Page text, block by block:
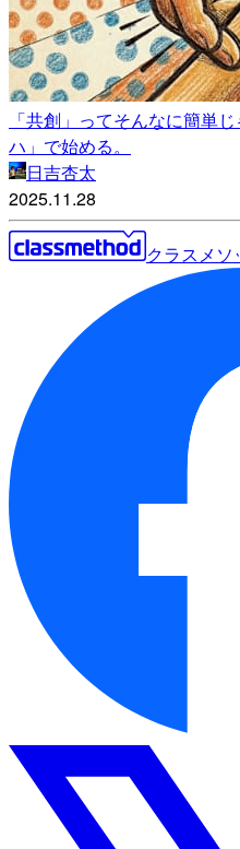
「共創」ってそんなに簡単
ハ」で始める。
日吉杏太
2025.11.28
クラスメ